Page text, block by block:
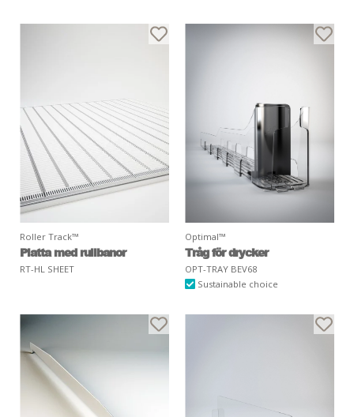
Roller Track™
Platta med rullbanor
RT-HL SHEET
Optimal™
Tråg för drycker
OPT-TRAY BEV68
Sustainable choice